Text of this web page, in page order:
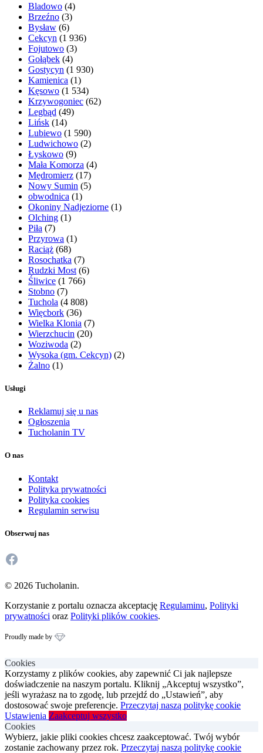
Bladowo (4)
Brzeźno (3)
Bysław (6)
Cekcyn (1 936)
Fojutowo (3)
Gołąbek (4)
Gostycyn (1 930)
Kamienica (1)
Kęsowo (1 534)
Krzywogoniec (62)
Legbąd (49)
Lińsk (14)
Lubiewo (1 590)
Ludwichowo (2)
Łyskowo (9)
Mała Komorza (4)
Mędromierz (17)
Nowy Sumin (5)
obwodnica (1)
Okoniny Nadjeziorne (1)
Olching (1)
Piła (7)
Przyrowa (1)
Raciąż (68)
Rosochatka (7)
Rudzki Most (6)
Śliwice (1 766)
Stobno (7)
Tuchola (4 808)
Więcbork (36)
Wielka Klonia (7)
Wierzchucin (20)
Woziwoda (2)
Wysoka (gm. Cekcyn) (2)
Żalno (1)
Usługi
Reklamuj się u nas
Ogłoszenia
Tucholanin TV
O nas
Kontakt
Polityka prywatności
Polityka cookies
Regulamin serwisu
Obserwuj nas
Facebook
© 2026 Tucholanin.
Korzystanie z portalu oznacza akceptację Regulaminu, Polityki
prywatności oraz Polityki plików cookies.
Proudly made by
Cookies
Korzystamy z plików cookies, aby zapewnić Ci jak najlepsze
doświadczenie na naszym portalu. Kliknij „Akceptuj wszystko”,
jeśli wyrażasz na to zgodę, lub przejdź do „Ustawień”, aby
dostosować swoje preferencje. Przeczytaj naszą politykę cookie
Ustawienia Zaakceptuj wszystko
Cookies
Wybierz, jakie pliki cookies chcesz zaakceptować. Twój wybór
zostanie zachowany przez rok. Przeczytaj naszą politykę cookie